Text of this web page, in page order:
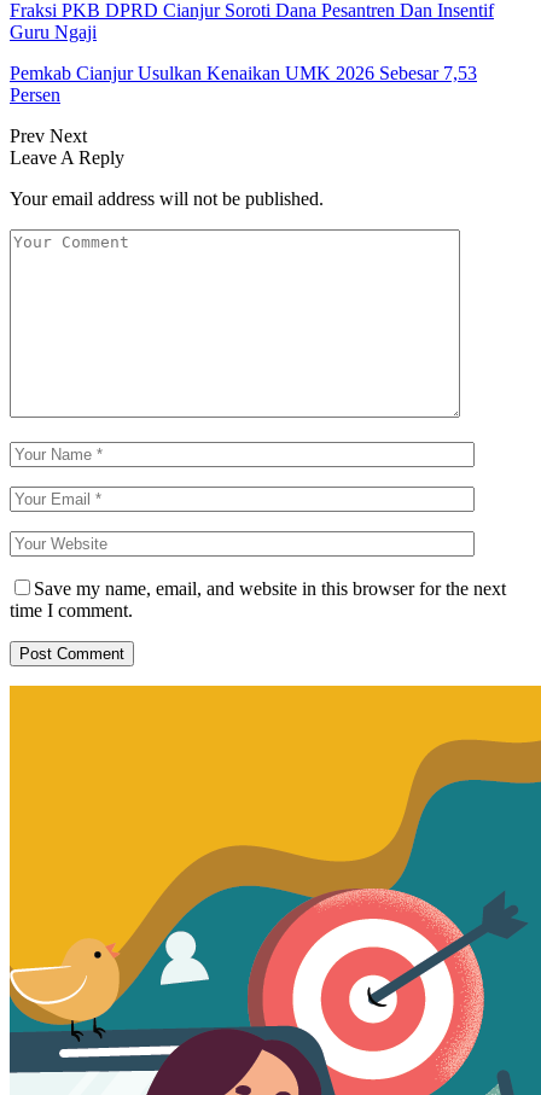
Fraksi PKB DPRD Cianjur Soroti Dana Pesantren Dan Insentif
Guru Ngaji
Pemkab Cianjur Usulkan Kenaikan UMK 2026 Sebesar 7,53
Persen
Prev Next
Leave A Reply
Your email address will not be published.
Save my name, email, and website in this browser for the next
time I comment.